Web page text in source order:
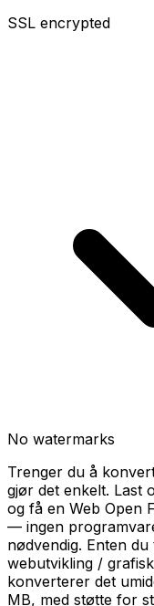
SSL encrypted
No watermarks
Trenger du å
gjør det enkelt. Last
og få en Web Open
— ingen
nødvendig. Enten
webutvikling /
konverterer det
MB, med støtte for